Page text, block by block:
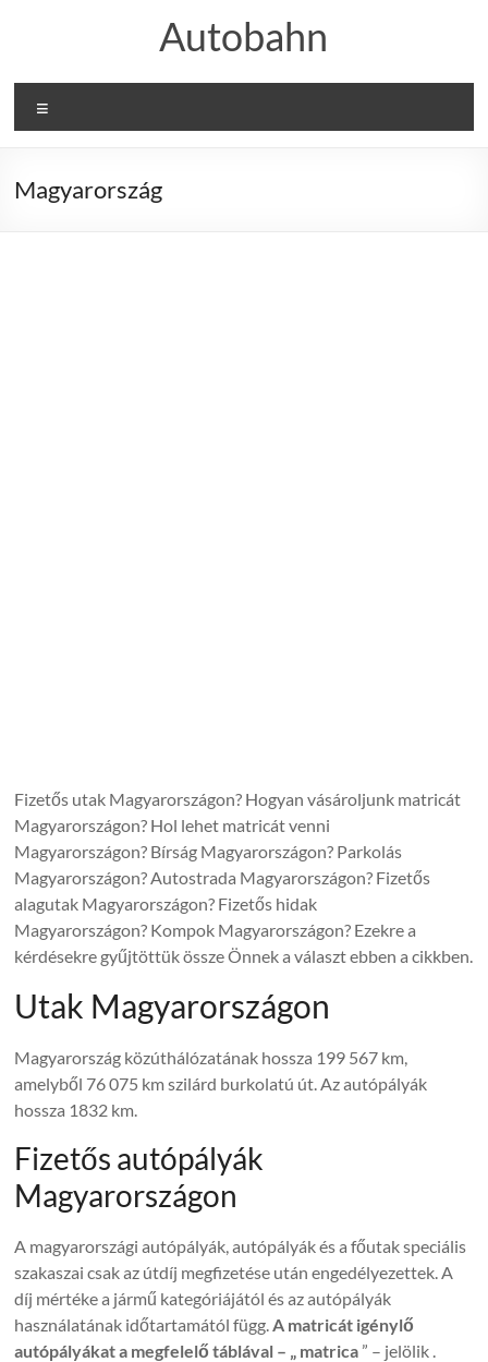
Autobahn
Magyarország
Fizetős utak Magyarországon? Hogyan vásároljunk matricát
Magyarországon? Hol lehet matricát venni
Magyarországon? Bírság Magyarországon? Parkolás
Magyarországon? Autostrada Magyarországon? Fizetős
alagutak Magyarországon? Fizetős hidak
Magyarországon? Kompok Magyarországon? Ezekre a
kérdésekre gyűjtöttük össze Önnek a választ ebben a cikkben.
Utak Magyarországon
Magyarország közúthálózatának hossza 199 567 km,
amelyből 76 075 km szilárd burkolatú út. Az autópályák
hossza 1832 km.
Fizetős autópályák
Magyarországon
A magyarországi autópályák, autópályák és a főutak speciális
szakaszai csak az útdíj megfizetése után engedélyezettek. A
díj mértéke a jármű kategóriájától és az autópályák
használatának időtartamától függ.A matricát igénylő
autópályákat a megfelelő táblával – „ matrica ” – jelölik .